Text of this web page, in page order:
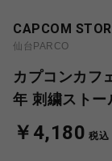
CAPCOM
仙台PARCO
カプコンカフ
年 刺繍ストー
￥4,180 税込